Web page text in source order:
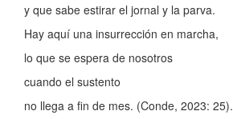
y que sabe estirar el jornal y la parva.
Hay aquí una insurrección en marcha,
lo que se espera de nosotros
cuando el sustento
no llega a fin de mes. (Conde, 2023: 25).